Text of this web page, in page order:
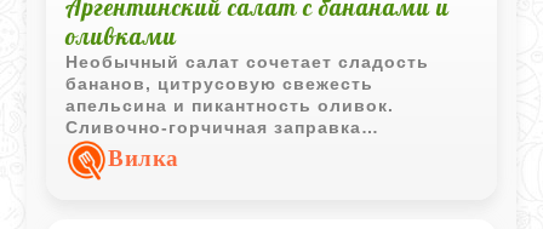
Аргентинский салат с бананами и
оливками
Необычный салат сочетает сладость
бананов, цитрусовую свежесть
апельсина и пикантность оливок.
Сливочно-горчичная заправка
объединяет ингредиенты в оригинальное
блюдо, которое хорошо дополняет рыбу
Вилка